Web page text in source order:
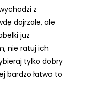
z
dojrzałe, ale
już
nie ratuj ich
tylko dobry
bardzo łatwo to